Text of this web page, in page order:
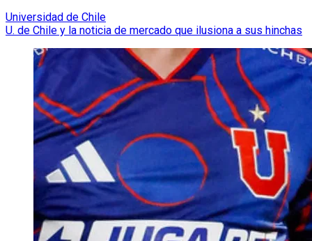
Universidad de Chile
U. de Chile y la noticia de mercado que ilusiona a sus hinchas